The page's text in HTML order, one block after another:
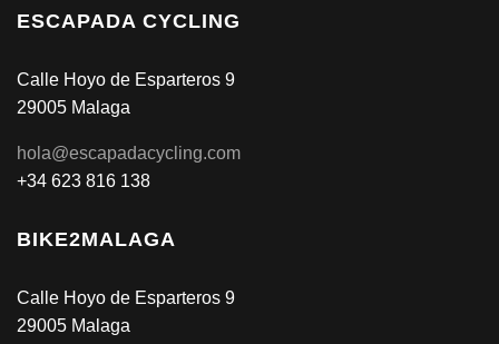
ESCAPADA CYCLING
Calle Hoyo de Esparteros 9
29005 Malaga
hola@escapadacycling.com
+34 623 816 138
BIKE2MALAGA
Calle Hoyo de Esparteros 9
29005 Malaga